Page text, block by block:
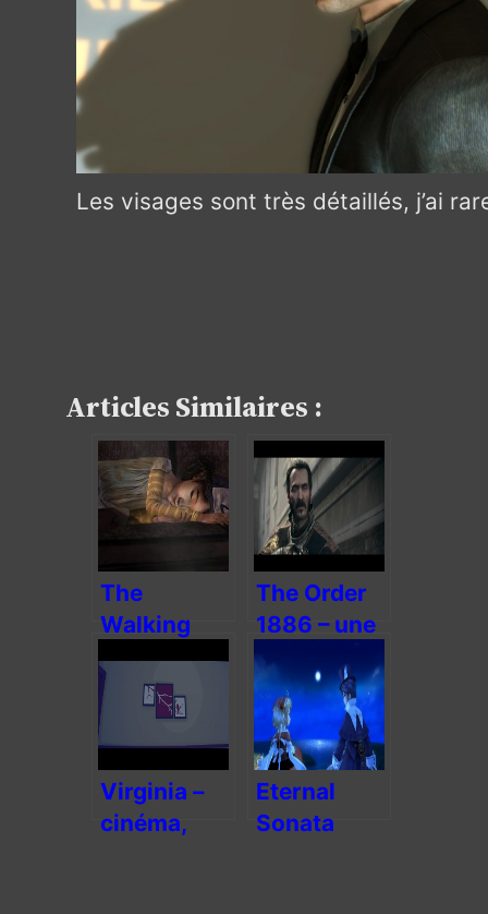
Les visages sont très détaillés, j’ai
Articles Similaires :
The
Walking
Dead, jeu
vidéo et
qualité
d’écriture
remarquable
The Order
1886 – une
toile à 70
balles
Virginia –
cinéma,
Eternal
Sonata